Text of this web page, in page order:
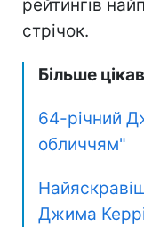
рейтингів
стрічок.
Більше
64-річний
обличчям"
Джима